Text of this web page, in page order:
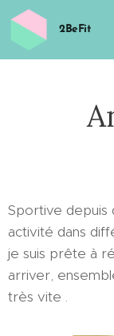
2BeFit
Sportive depuis
activité dans
je suis prête à
arriver,
très vite .